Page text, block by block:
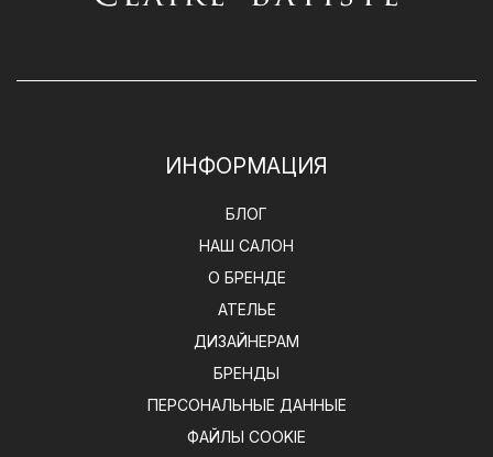
ИНФОРМАЦИЯ
БЛОГ
НАШ САЛОН
О БРЕНДЕ
АТЕЛЬЕ
ДИЗАЙНЕРАМ
БРЕНДЫ
ПЕРСОНАЛЬНЫЕ ДАННЫЕ
ФАЙЛЫ COOKIE